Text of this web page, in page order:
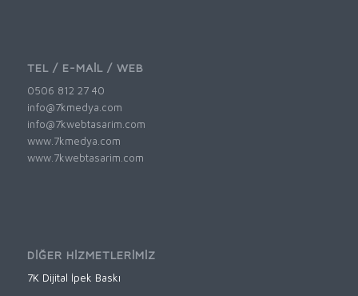
TEL / E-MAİL / WEB
0506 812 27 40
info@7kmedya.com
info@7kwebtasarim.com
www.7kmedya.com
www.7kwebtasarim.com
DİĞER HİZMETLERİMİZ
7K Dijital İpek Baskı